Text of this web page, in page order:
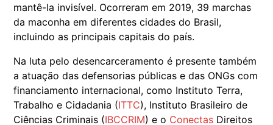
mantê-la invisível. Ocorreram em 2019, 39 marchas
da maconha em diferentes cidades do Brasil,
incluindo as principais capitais do país.
Na luta pelo desencarceramento é presente também
a atuação das defensorias públicas e das ONGs com
financiamento internacional, como Instituto Terra,
Trabalho e Cidadania (ITTC), Instituto Brasileiro de
Ciências Criminais (IBCCRIM) e o Conectas Direitos